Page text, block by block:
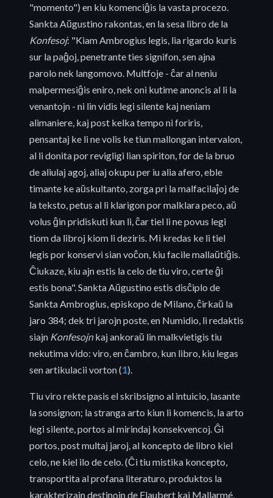
"momento") en kiu komenciĝis la vasta procezo.
Sankta Aŭgustino rakontas, en la sesa libro de la
Konfesoj: "Kiam Ambrogius legis, lia rigardo kuris
sur la paĝoj, penetrante ties signifon, sen ajna
parolo nek langomovo. Multfoje - ĉar al neniu
malpermesiĝis eniro, nek oni kutime anoncis al li la
venantojn - ni lin vidis legi silente kaj neniam
alimaniere, kaj post kelka tempo ni foriris,
pensantaj ke li ne volis ke tiun mallongan intervalon,
al li donita por revigligi lian spiriton, for de la bruo
de aliulaj agoj, aliaj okupu per iu alia afero, eble
timante ke aŭskultanto, zorga pri la malfacilaĵoj de
la teksto, petus al li klarigon por malklara peco, aŭ
volus ĝin pridiskuti kun li, ĉar tiel li ne povus legi
tiom da libroj kiom li deziris. Mi kredas ke li tiel
legis por konservi sian voĉon, kiu facile mallaŭtiĝis.
Ĉiukaze, kiu ajn estis la celo de tiu viro, certe ĝi
estis bona". Sankta Aŭgustino estis disĉiplo de
Sankta Ambrogius, episkopo de Milano, ĉirkaŭ la
jaro 384; dek tri jarojn poste, en Numidio, li redaktis
siajn Konfesojnkaj ankoraŭ lin malkvietigis tiu
nekutima vido: viro, en ĉambro, kun libro, kiu legas
sen artikulacii vorton (1).
Tiu viro rekte pasis el skribsigno al intuicio, lasante
la sonsignon; la stranga arto kiun li komencis, la arto
legi silente, portos al mirindaj konsekvencoj. Ĝi
portos, post multaj jaroj, al koncepto de libro kiel
celo, ne kiel ilo de celo. (Ĉi tiu mistika koncepto,
transportita al profana literaturo, produktos la
karakterizajn destinojn de Flaubert kaj Mallarmé,